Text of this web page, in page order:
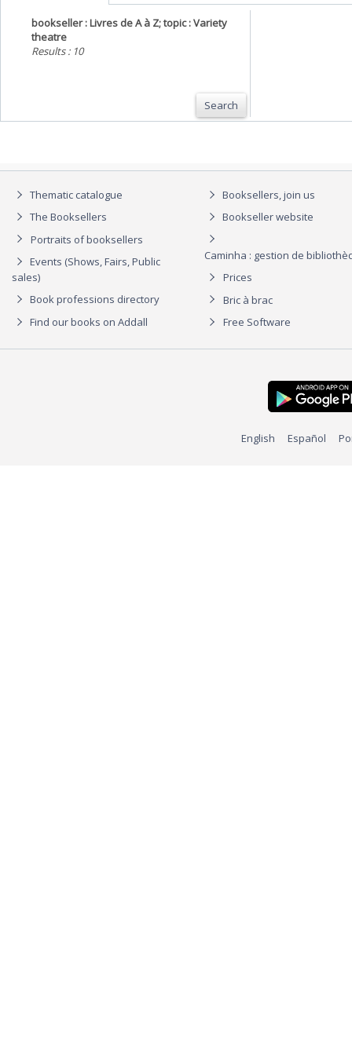
bookseller : Livres de A à Z; topic : Variety
theatre
Results : 10
Search
Thematic catalogue
The Booksellers
Portraits of booksellers
Events (Shows, Fairs, Public
sales)
Book professions directory
Find our books on Addall
Booksellers, join us
Bookseller website
Caminha : gestion de
Prices
Bric à brac
Free Software
English Español